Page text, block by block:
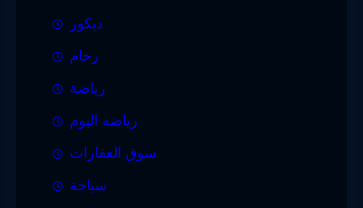
ديكور
رخام
رياضة
رياضه اليوم
سوق العقارات
سياحة